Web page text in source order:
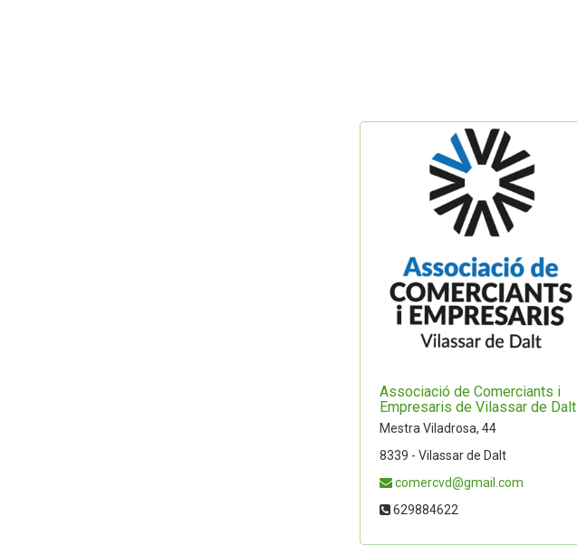
Associació de Comerciants i
Empresaris de Vilassar de Dalt
Mestra Viladrosa, 44
8339 - Vilassar de Dalt
comercvd@gmail.com
629884622